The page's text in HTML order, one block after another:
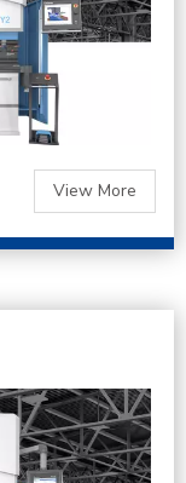
View More